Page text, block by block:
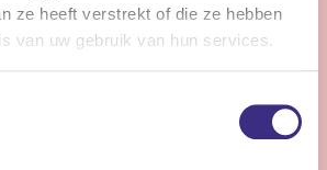
ze heeft verstrekt of die ze hebben
van uw gebruik van hun services.
Onbepaalde tijd
team.